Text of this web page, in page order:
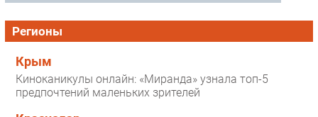
Регионы
Крым
Киноканикулы онлайн: «Миранда» узнала топ-5
предпочтений маленьких зрителей